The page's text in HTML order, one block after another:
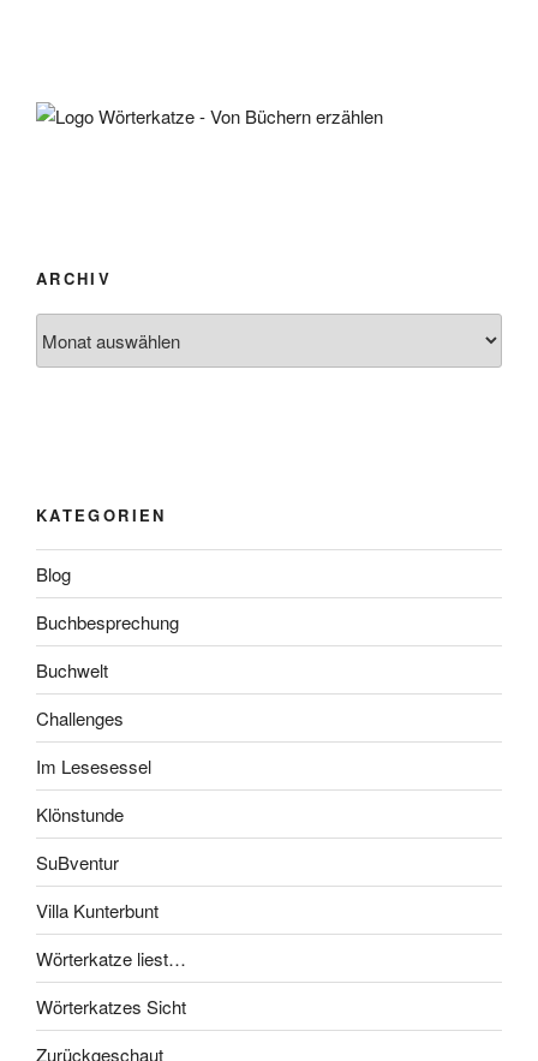
ARCHIV
KATEGORIEN
Blog
Buchbesprechung
Buchwelt
Challenges
Im Lesesessel
Klönstunde
SuBventur
Villa Kunterbunt
Wörterkatze liest…
Wörterkatzes Sicht
Zurückgeschaut